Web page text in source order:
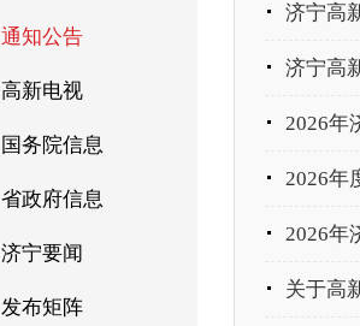
通知公告
高新电视
国务院信息
省政府信息
济宁要闻
发布矩阵
济宁高
济宁高
2026年
2026年
2026年
关于高